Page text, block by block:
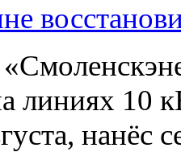
линиях 10